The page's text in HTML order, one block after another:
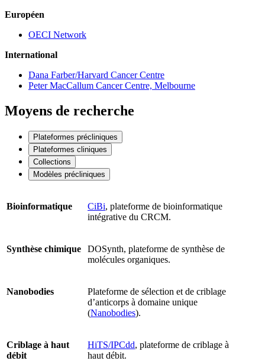
Européen
OECI Network
International
Dana Farber/Harvard Cancer Centre
Peter MacCallum Cancer Centre, Melbourne
Moyens de recherche
Plateformes précliniques
Plateformes cliniques
Collections
Modèles précliniques
Bioinformatique CiBi, plateforme de bioinformatique
intégrative du CRCM.
Synthèse chimique
DOSynth, plateforme de synthèse de
molécules organiques.
Nanobodies
Plateforme de sélection et de criblage
d’anticorps à domaine unique
(Nanobodies).
Criblage à haut
débit
HiTS/IPCdd, plateforme de criblage à
haut débit.